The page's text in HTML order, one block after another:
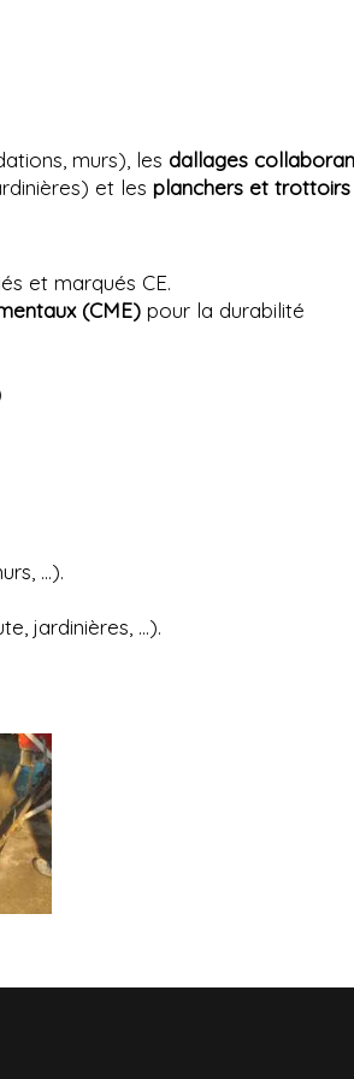
murs), les dallages
et les planchers et trottoirs
et marqués CE.
(CME) pour la durabilité
…).
jardinières, …).